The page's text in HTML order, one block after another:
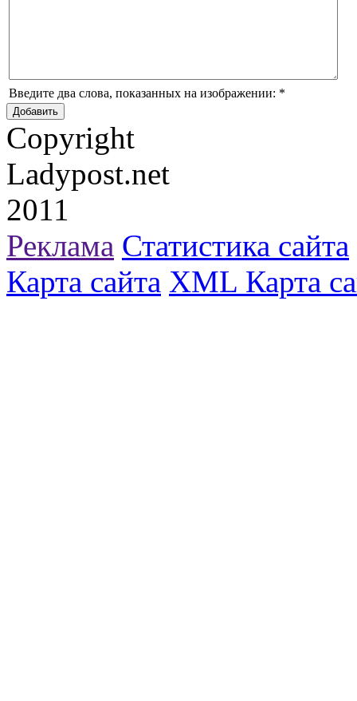
Введите два слова, показанных на изображении: *
Copyright
Ladypost.net
2011
Реклама Статистика сайта
Карта сайта XML Карта